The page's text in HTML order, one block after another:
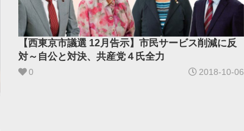
【西東京市議選 12月告示】市民サービス削減に反
対～自公と対決、共産党４氏全力
0 2018-10-06